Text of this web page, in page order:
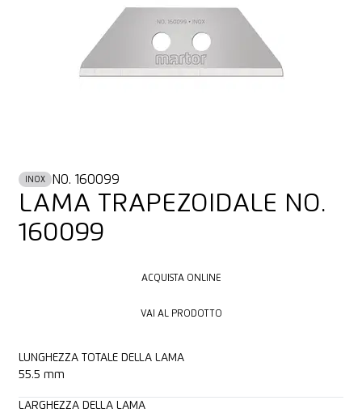
INOX NO. 160099
LAMA TRAPEZOIDALE NO.
160099
ACQUISTA ONLINE
VAI AL PRODOTTO
LUNGHEZZA TOTALE DELLA LAMA
55.5 mm
LARGHEZZA DELLA LAMA